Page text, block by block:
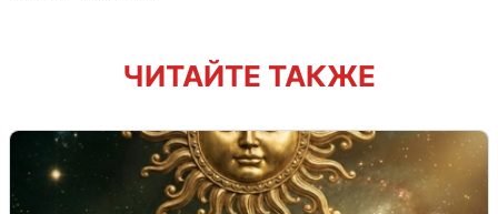
ЧИТАЙТЕ ТАКЖЕ